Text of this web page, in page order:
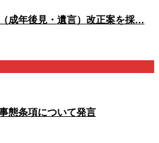
成年後見・遺言）改正案を採…
態条項について発言